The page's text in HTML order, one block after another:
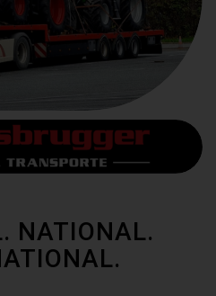
NATIONAL.